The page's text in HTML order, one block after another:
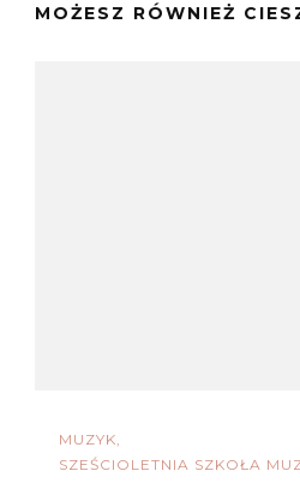
MOŻESZ RÓWNIEŻ
MUZYK
SZEŚCIOLETNIA SZKOŁA